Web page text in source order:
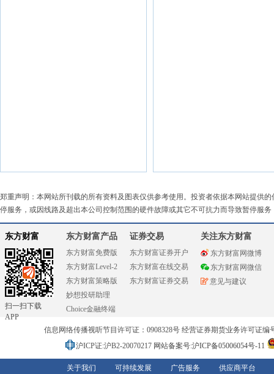
郑重声明：本网站所刊载的所有资料及图表仅供参考使用。投资者依据本网站提供
停服务，或因线路及超出本公司控制范围的硬件故障或其它不可抗力而导致暂停服
东方财富
扫一扫下载
APP
东方财富产品
东方财富免费版
东方财富Level-2
东方财富策略版
妙想投研助理
Choice金融终端
证券交易
东方财富证券开户
东方财富在线交易
东方财富证券交易
关注东方财富
东方财富网微博
东方财富网微信
意见与建议
信息网络传播视听节目许可证：0908328号 经营证券期货业务许可证编
沪ICP证:沪B2-20070217 网站备案号:沪ICP备05006054号-11
关于我们 可持续发展 广告服务 供应商平台